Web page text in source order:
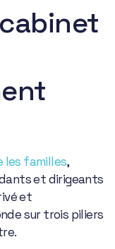
les familles,
et dirigeants
et
sur trois piliers